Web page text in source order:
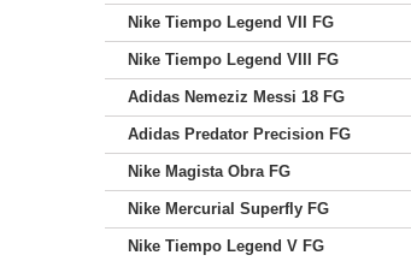
Nike Tiempo Legend VII FG
Nike Tiempo Legend VIII FG
Adidas Nemeziz Messi 18 FG
Adidas Predator Precision FG
Nike Magista Obra FG
Nike Mercurial Superfly FG
Nike Tiempo Legend V FG